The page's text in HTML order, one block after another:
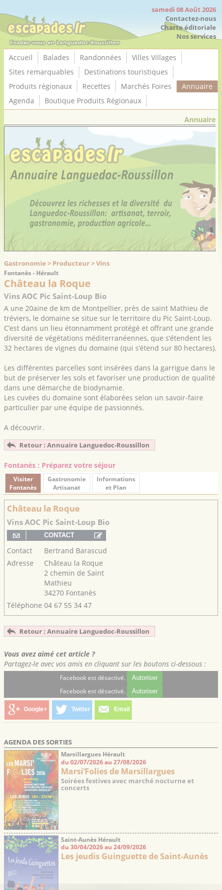
samedi 08 Août 2026
Contactez-nous
Charte éditoriale
Nos services
Accueil Balades Randonnées
Villes Villages
Sites remarquables
Destinations touristiques
Produits régionaux
Recettes Marchés Foires
Annuaire
Agenda
Boutique Produits Régionaux
Annuaire
Gastronomie > Producteur > Vins
Fontanès - Hérault
Château la Roque
Vins AOC Pic Saint-Loup Bio
A une 20aine de km de Montpellier, près de saint Mathieu de
tréviers, le domaine se situe sur le territoire du Pic Saint-Loup.
C’est dans un lieu étonnamment protégé et offrant une grande
diversité de végétations méditerranéennes, que s’étendent les
32 hectares de vignes du domaine (qui s’étend sur 80 hectares).
Les différentes parcelles sont insérées dans la garrigue dans le
but de préserver les sols et favoriser une production de qualité
dans une démarche de biodynamie.
Les cuvées du domaine sont élaborées selon un savoir-faire
particulier par une équipe de passionnés.
A découvrir.
Retour : Annuaire Languedoc-Roussillon
Fontanès : Préparez votre séjour
Visiter
Fontanès
Gastronomie
Artisanat
Informations
et Plan
Château la Roque
Vins AOC Pic Saint-Loup Bio
Contact
Bertrand Barascud
Adresse
Château la Roque
2 chemin de Saint
Mathieu
34270 Fontanès
Téléphone 04 67 55 34 47
Retour : Annuaire Languedoc-Roussillon
Vous avez aimé cet article ?
Partagez-le avec vos amis en cliquant sur les boutons ci-dessous :
Facebook est désactivé. Autoriser
Facebook est désactivé. Autoriser
Google+ Twitter Email
AGENDA DES SORTIES
Marsillargues Hérault
du 02/07/2026 au 27/08/2026
Marsi’Folies de Marsillargues
Soirées festives avec marché nocturne et
concerts
Saint-Aunès Hérault
du 30/04/2026 au 24/09/2026
Les jeudis Guinguette de Saint-Aunès